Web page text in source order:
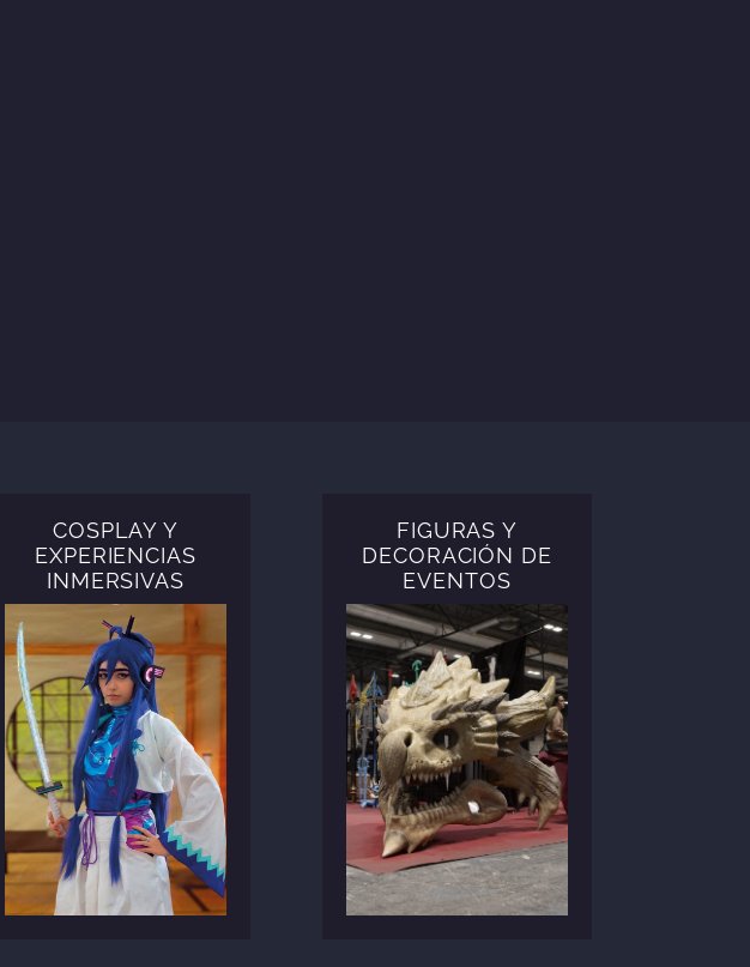
COSPLAY Y
EXPERIENCIAS
INMERSIVAS
FIGURAS Y
DECORACIÓN DE
EVENTOS